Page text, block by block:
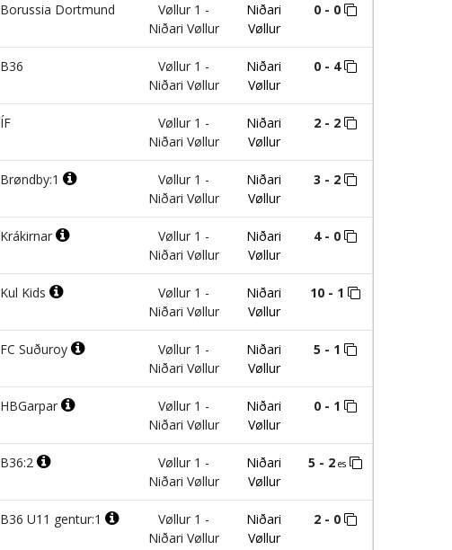
Borussia Dortmund
Vøllur 1 -
Niðari Vøllur
Niðari
Vøllur
0 - 0
B36
Vøllur 1 -
Niðari Vøllur
Niðari
Vøllur
0 - 4
ÍF
Vøllur 1 -
Niðari Vøllur
Niðari
Vøllur
2 - 2
Brøndby:1
Vøllur 1 -
Niðari Vøllur
Niðari
Vøllur
3 - 2
Krákirnar
Vøllur 1 -
Niðari Vøllur
Niðari
Vøllur
4 - 0
Kul Kids
Vøllur 1 -
Niðari Vøllur
Niðari
Vøllur
10 - 1
FC Suðuroy
Vøllur 1 -
Niðari Vøllur
Niðari
Vøllur
5 - 1
HBGarpar
Vøllur 1 -
Niðari Vøllur
Niðari
Vøllur
0 - 1
B36:2
Vøllur 1 -
Niðari Vøllur
Niðari
Vøllur
5 - 2 es
B36 U11 gentur:1
Vøllur 1 -
Niðari Vøllur
Niðari
Vøllur
2 - 0